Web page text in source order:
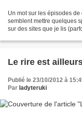
Un mot sur les épisodes
semblent mettre quelques
sur des sites que je lis
Le rire est
Publié le 23/10/2012 à
Par ladyteruki